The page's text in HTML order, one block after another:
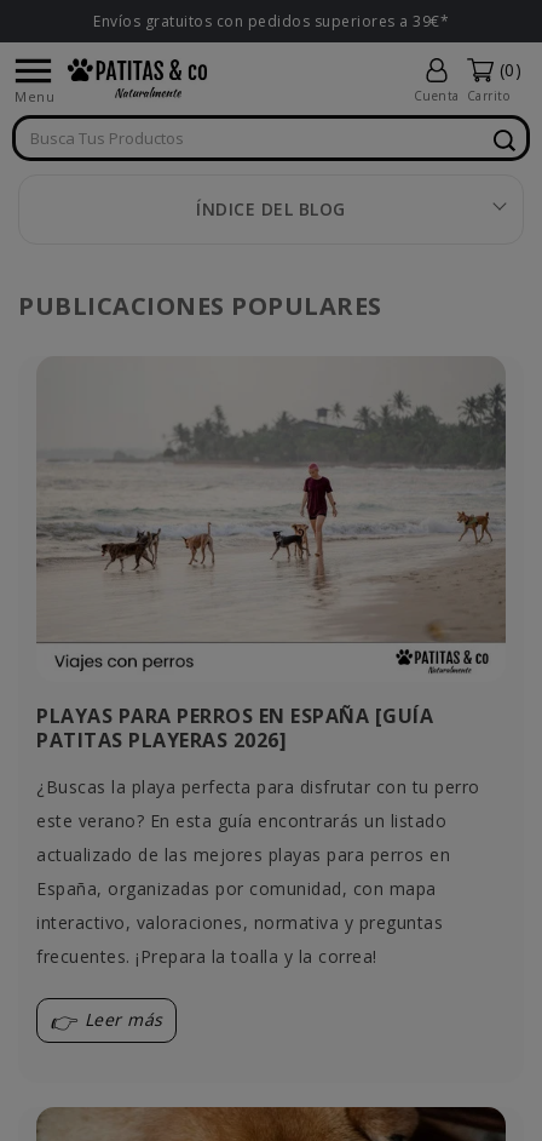
Envíos gratuitos con pedidos superiores a 39€*

Menu Cuenta
(0)
Carrito
ÍNDICE DEL BLOG
PUBLICACIONES POPULARES
PLAYAS PARA PERROS EN ESPAÑA [GUÍA
PATITAS PLAYERAS 2026]
¿Buscas la playa perfecta para disfrutar con tu perro
este verano? En esta guía encontrarás un listado
actualizado de las mejores playas para perros en
España, organizadas por comunidad, con mapa
interactivo, valoraciones, normativa y preguntas
frecuentes. ¡Prepara la toalla y la correa!
Leer más